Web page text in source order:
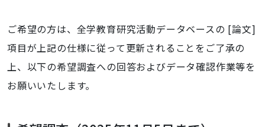
ご希望の方は、全学教育研究活動データベースの [論文]
項目が上記の仕様に従って更新されることをご了承の
上、以下の希望調査への回答およびデータ確認作業等を
お願いいたします。